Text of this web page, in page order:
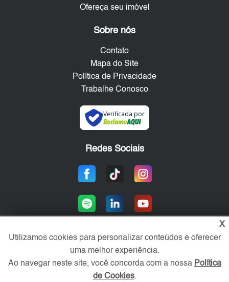
Ofereça seu imóvel
Sobre nós
Contato
Mapa do Site
Política de Privacidade
Trabalhe Conosco
Verificada por
Redes Sociais
Área exclusiva aos anunciantes,
acesse sua conta:
X
Utilizamos cookies para personalizar conteúdos e oferecer
uma melhor experiência.
Ao navegar neste site, você concorda com a nossa Política
de Cookies.